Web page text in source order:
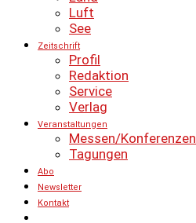
Luft
See
Zeitschrift
Profil
Redaktion
Service
Verlag
Veranstaltungen
Messen/Konferenzen
Tagungen
Abo
Newsletter
Kontakt